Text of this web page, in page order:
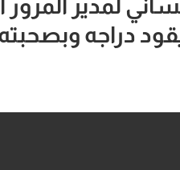
لمدير المرور
دراجه